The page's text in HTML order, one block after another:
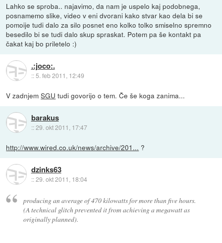
Lahko se sproba.. najavimo, da nam je uspelo kaj podobnega,
posnamemo slike, video v eni dvorani kako stvar kao dela bi se
pomoije tudi dalo za silo posnet eno kolko tolko smiselno spremno
besedilo bi se tudi dalo skup spraskat. Potem pa še kontakt pa
čakat kaj bo priletelo :)
.:joco:.
::5. feb 2011, 12:49
V zadnjemSGU tudi govorijo o tem. Če še koga zanima...
barakus
::29. okt 2011, 17:47
http://www.wired.co.uk/news/archive/201... ?
dzinks63
::29. okt 2011, 18:04
producing an average of 470 kilowatts for more than five hours.
(A technical glitch prevented it from achieving a megawatt as
originally planned).